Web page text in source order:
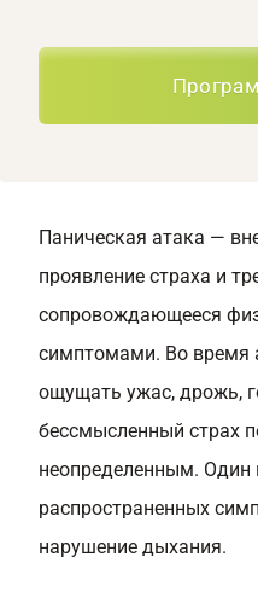
Паническая атака —
проявление страха и
сопровождающееся
симптомами. Во время
ощущать ужас, дрожь,
бессмысленный страх
неопределенным. Один
распространенных
нарушение дыхания.